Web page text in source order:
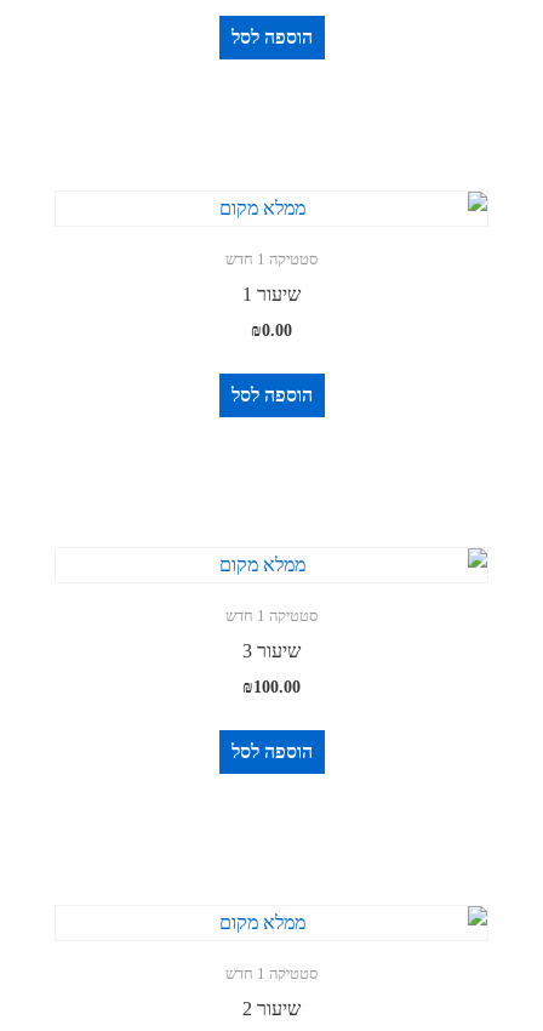
הוספה לסל
סטטיקה 1 חדש
שיעור 1
₪0.00
הוספה לסל
סטטיקה 1 חדש
שיעור 3
₪100.00
הוספה לסל
סטטיקה 1 חדש
שיעור 2